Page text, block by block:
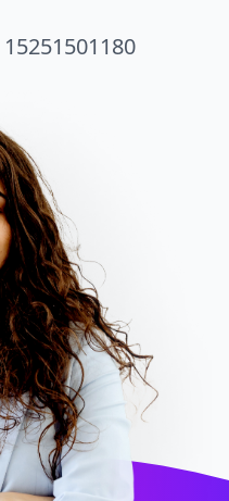
15251501180